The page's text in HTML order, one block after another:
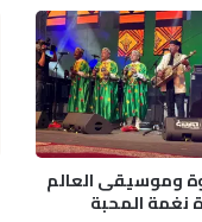
وموسيقى العالم
نغمة المحبة